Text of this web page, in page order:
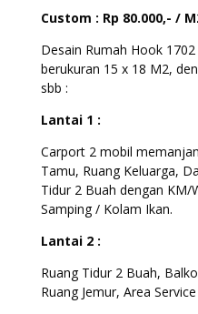
Custom : Rp 80.000,- /
Desain Rumah Hook
berukuran 15 x 18 M2,
sbb :
Lantai 1 :
Carport 2 mobil
Tamu, Ruang Keluarga,
Tidur 2 Buah dengan KM/
Samping / Kolam Ikan.
Lantai 2 :
Ruang Tidur 2 Buah,
Ruang Jemur, Area